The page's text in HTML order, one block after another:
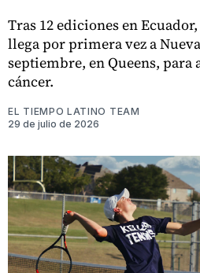
Tras 12 ediciones en
llega por primera vez a
septiembre, en Queens, para
cáncer.
EL TIEMPO LATINO TEAM
29 de julio de 2026